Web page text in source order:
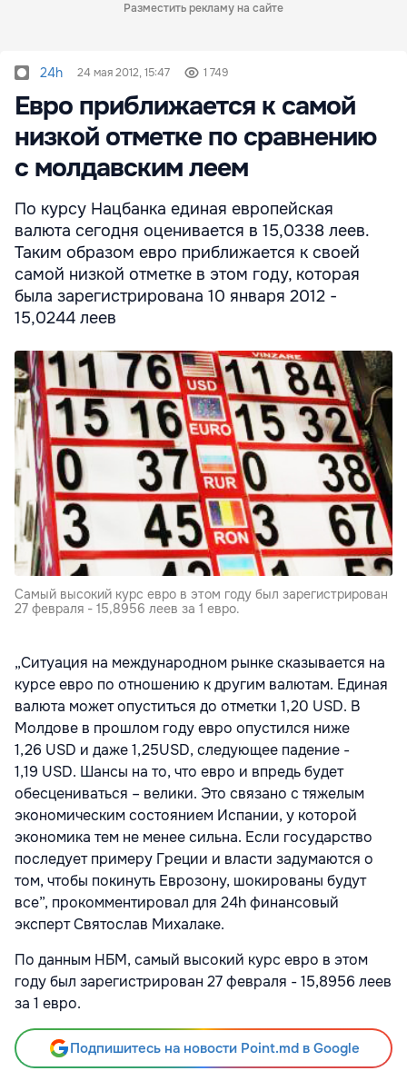
Разместить рекламу на сайте
24h 24 мая 2012, 15:47 1 749
Евро приближается к самой
низкой отметке по сравнению
с молдавским леем
По курсу Нацбанка единая европейская
валюта сегодня оценивается в 15,0338 леев.
Таким образом евро приближается к своей
самой низкой отметке в этом году, которая
была зарегистрирована 10 января 2012 -
15,0244 леев
Самый высокий курс евро в этом году был зарегистрирован
27 февраля - 15,8956 леев за 1 евро.
„Ситуация на международном рынке сказывается на
курсе евро по отношению к другим валютам. Единая
валюта может опуститься до отметки 1,20 USD. В
Молдове в прошлом году евро опустился ниже
1,26 USD и даже 1,25USD, следующее падение -
1,19 USD. Шансы на то, что евро и впредь будет
обесцениваться – велики. Это связано с тяжелым
экономическим состоянием Испании, у которой
экономика тем не менее сильна. Если государство
последует примеру Греции и власти задумаются о
том, чтобы покинуть Еврозону, шокированы будут
все”, прокомментировал для 24hфинансовый
эксперт Святослав Михалаке.
По данным НБМ, самый высокий курс евро в этом
году был зарегистрирован 27 февраля - 15,8956 леев
за 1 евро.
Подпишитесь на новости Point.md в Google